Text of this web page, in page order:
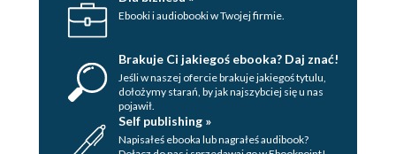
Ebooki i audiobooki w Twojej firmie.
Brakuje Ci jakiegoś ebooka? Daj znać!
Jeśli w naszej ofercie brakuje jakiegoś tytulu,
dołożymy starań, by jak najszybciej się u nas
pojawił.
Self publishing »
Napisałeś ebooka lub nagrałeś audibook?